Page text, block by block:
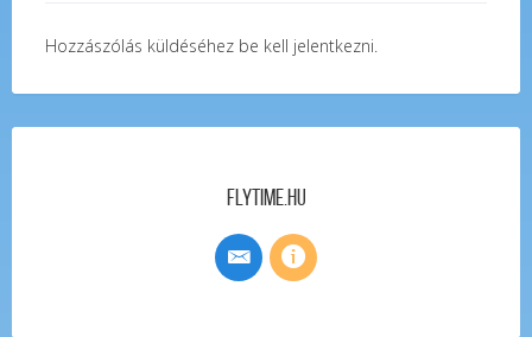
Hozzászólás küldéséhez be kell jelentkezni.
FlyTime.hu